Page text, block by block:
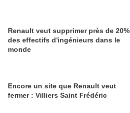
Renault veut supprimer près de 20%
des effectifs d'ingénieurs dans le
monde
Encore un site que Renault veut
fermer : Villiers Saint Frédéric